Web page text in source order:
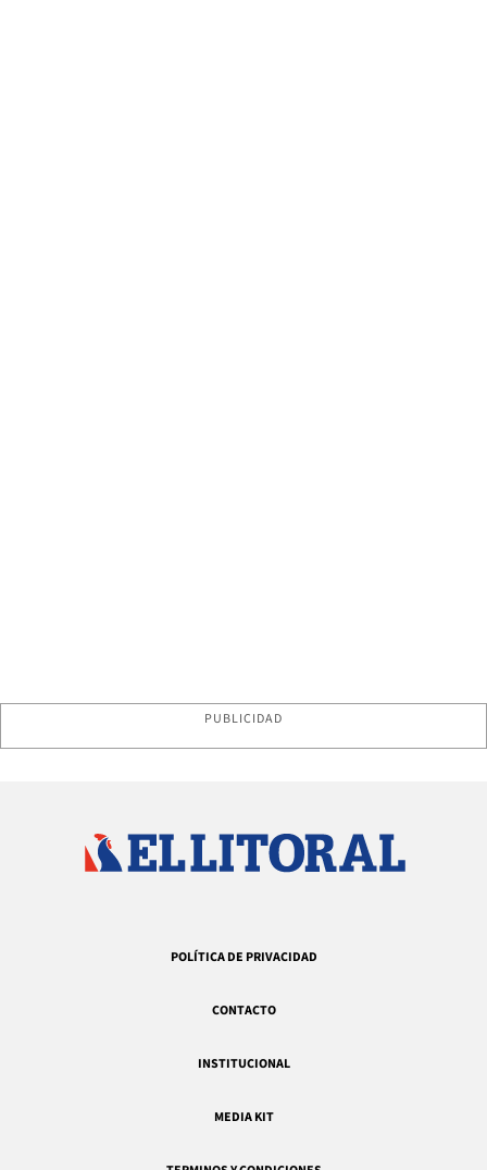
PUBLICIDAD
POLÍTICA DE PRIVACIDAD
CONTACTO
INSTITUCIONAL
MEDIA KIT